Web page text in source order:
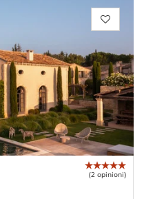
(2 opinioni)